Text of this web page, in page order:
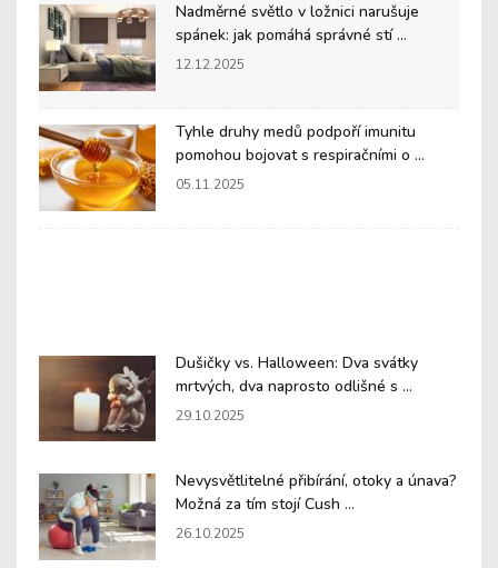
Nadměrné světlo v ložnici narušuje
spánek: jak pomáhá správné stí ...
12.12.2025
Tyhle druhy medů podpoří imunitu
pomohou bojovat s respiračními o ...
05.11.2025
Dušičky vs. Halloween: Dva svátky
mrtvých, dva naprosto odlišné s ...
29.10.2025
Nevysvětlitelné přibírání, otoky a únava?
Možná za tím stojí Cush ...
26.10.2025